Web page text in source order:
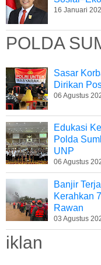
16 Januari
POLDA
Sasar
Dirikan
06 Agustus
Edukasi
Polda
UNP
06 Agustus
Banjir
Kerahkan
Rawan
03 Agustus
iklan